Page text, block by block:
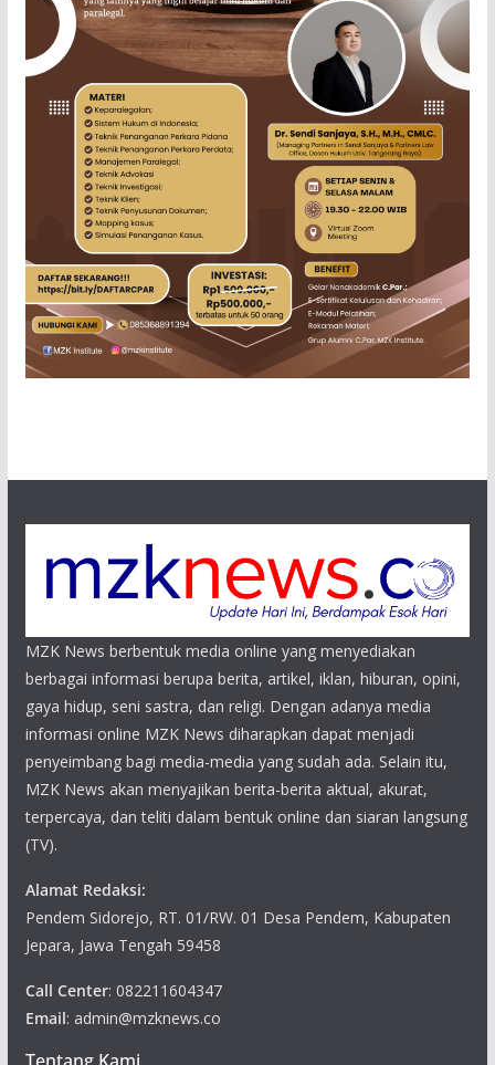
MZK News berbentuk media online yang menyediakan
berbagai informasi berupa berita, artikel, iklan, hiburan, opini,
gaya hidup, seni sastra, dan religi. Dengan adanya media
informasi online MZK News diharapkan dapat menjadi
penyeimbang bagi media-media yang sudah ada. Selain itu,
MZK News akan menyajikan berita-berita aktual, akurat,
terpercaya, dan teliti dalam bentuk online dan siaran langsung
(TV).
Alamat Redaksi:
Pendem Sidorejo, RT. 01/RW. 01 Desa Pendem, Kabupaten
Jepara, Jawa Tengah 59458
Call Center: 082211604347
Email: admin@mzknews.co